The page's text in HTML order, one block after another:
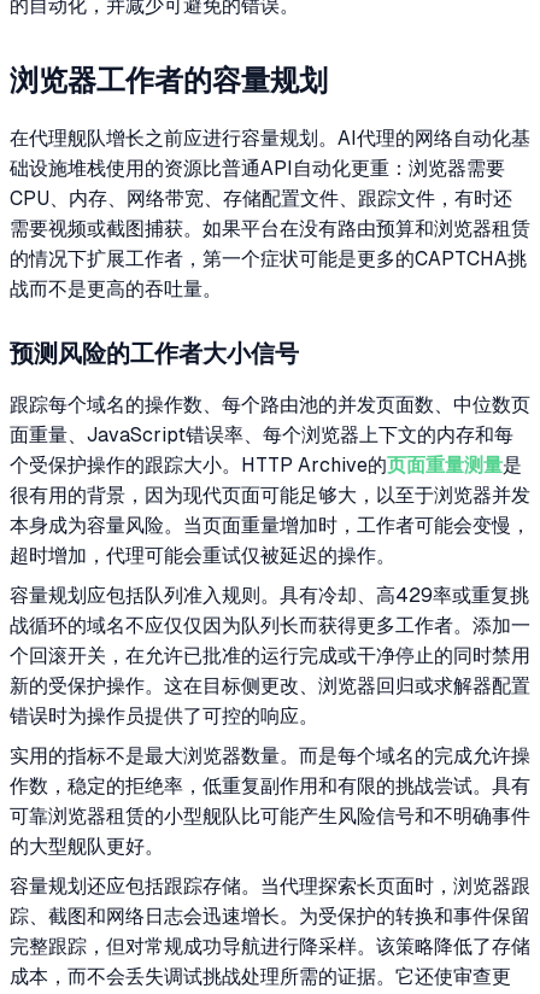
的自动化，并减少可避免的错误。
浏览器工作者的容量规划
在代理舰队增长之前应进行容量规划。AI代理的网络自动化基
础设施堆栈使用的资源比普通API自动化更重：浏览器需要
CPU、内存、网络带宽、存储配置文件、跟踪文件，有时还
需要视频或截图捕获。如果平台在没有路由预算和浏览器租赁
的情况下扩展工作者，第一个症状可能是更多的CAPTCHA挑
战而不是更高的吞吐量。
预测风险的工作者大小信号
跟踪每个域名的操作数、每个路由池的并发页面数、中位数页
面重量、JavaScript错误率、每个浏览器上下文的内存和每
个受保护操作的跟踪大小。HTTP Archive的页面重量测量是
很有用的背景，因为现代页面可能足够大，以至于浏览器并发
本身成为容量风险。当页面重量增加时，工作者可能会变慢，
超时增加，代理可能会重试仅被延迟的操作。
容量规划应包括队列准入规则。具有冷却、高429率或重复挑
战循环的域名不应仅仅因为队列长而获得更多工作者。添加一
个回滚开关，在允许已批准的运行完成或干净停止的同时禁用
新的受保护操作。这在目标侧更改、浏览器回归或求解器配置
错误时为操作员提供了可控的响应。
实用的指标不是最大浏览器数量。而是每个域名的完成允许操
作数，稳定的拒绝率，低重复副作用和有限的挑战尝试。具有
可靠浏览器租赁的小型舰队比可能产生风险信号和不明确事件
的大型舰队更好。
容量规划还应包括跟踪存储。当代理探索长页面时，浏览器跟
踪、截图和网络日志会迅速增长。为受保护的转换和事件保留
完整跟踪，但对常规成功导航进行降采样。该策略降低了存储
成本，而不会丢失调试挑战处理所需的证据。它还使审查更